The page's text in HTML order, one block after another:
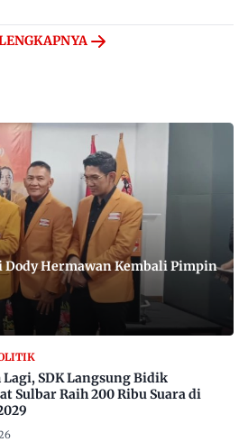
Dody Hermawan Kembali Pimpin
SDK Langsung Bidik
Sulbar Raih 200 Ribu Suara di